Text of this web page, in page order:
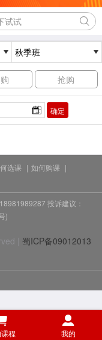
程 我的
抢购
确定
选课 | 如何购课 |
投诉建议：
)
| 蜀ICP备09012013